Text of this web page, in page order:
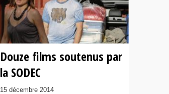
Douze films soutenus par
la SODEC
15 décembre 2014